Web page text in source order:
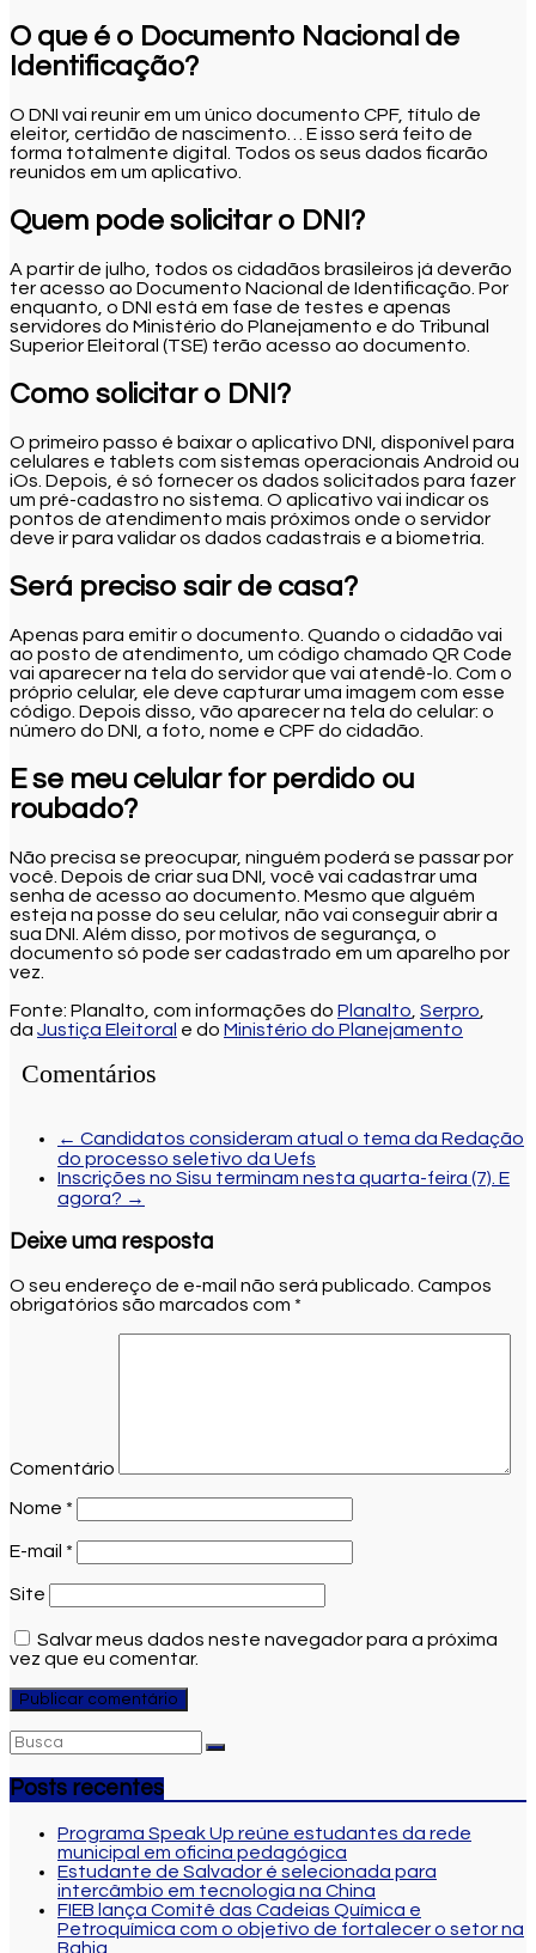
O que é o Documento Nacional de
Identificação?
O DNI vai reunir em um único documento CPF, título de
eleitor, certidão de nascimento… E isso será feito de
forma totalmente digital. Todos os seus dados ficarão
reunidos em um aplicativo.
Quem pode solicitar o DNI?
A partir de julho, todos os cidadãos brasileiros já deverão
ter acesso ao Documento Nacional de Identificação. Por
enquanto, o DNI está em fase de testes e apenas
servidores do Ministério do Planejamento e do Tribunal
Superior Eleitoral (TSE) terão acesso ao documento.
Como solicitar o DNI?
O primeiro passo é baixar o aplicativo DNI, disponível para
celulares e tablets com sistemas operacionais Android ou
iOs. Depois, é só fornecer os dados solicitados para fazer
um pré-cadastro no sistema. O aplicativo vai indicar os
pontos de atendimento mais próximos onde o servidor
deve ir para validar os dados cadastrais e a biometria.
Será preciso sair de casa?
Apenas para emitir o documento. Quando o cidadão vai
ao posto de atendimento, um código chamado QR Code
vai aparecer na tela do servidor que vai atendê-lo. Com o
próprio celular, ele deve capturar uma imagem com esse
código. Depois disso, vão aparecer na tela do celular: o
número do DNI, a foto, nome e CPF do cidadão.
E se meu celular for perdido ou
roubado?
Não precisa se preocupar, ninguém poderá se passar por
você. Depois de criar sua DNI, você vai cadastrar uma
senha de acesso ao documento. Mesmo que alguém
esteja na posse do seu celular, não vai conseguir abrir a
sua DNI. Além disso, por motivos de segurança, o
documento só pode ser cadastrado em um aparelho por
vez.
Fonte: Planalto, com informações do Planalto Serpro
da Justiça Eleitoral e do Ministério do Planejamento
Comentários
← Candidatos consideram atual o tema da Redação
do processo seletivo da Uefs
Inscrições no Sisu terminam nesta quarta-feira (7). E
agora? →
Deixe uma resposta
O seu endereço de e-mail não será publicado. Campos
obrigatórios são marcados com *
Comentário
Nome *
E-mail *
Site
Salvar meus dados neste navegador para a próxima
vez que eu comentar.
Posts recentes
Programa Speak Up reúne estudantes da rede
municipal em oficina pedagógica
Estudante de Salvador é selecionada para
intercâmbio em tecnologia na China
FIEB lança Comitê das Cadeias Química e
Petroquímica com o objetivo de fortalecer o setor na
Bahia